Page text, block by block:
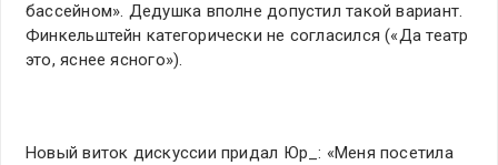
бассейном». Дедушка вполне допустил такой вариант.
Финкельштейн категорически не согласился («Да театр
это, яснее ясного»).
Новый виток дискуссии придал Юр_: «Меня посетила